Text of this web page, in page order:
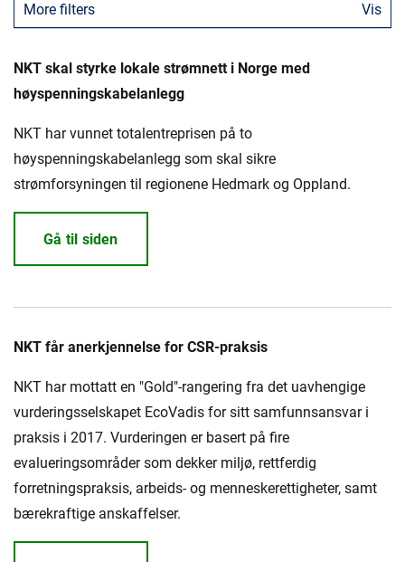
Nedlastinger
Presse og arrangementer
NKT ved første øyekast
Bærekraft
More filters Vis
NKT skal styrke lokale strømnett i Norge med
høyspenningskabelanlegg
NKT har vunnet totalentreprisen på to
høyspenningskabelanlegg som skal sikre
strømforsyningen til regionene Hedmark og Oppland.
Gå til siden
NKT får anerkjennelse for CSR-praksis
NKT har mottatt en "Gold"-rangering fra det uavhengige
vurderingsselskapet EcoVadis for sitt samfunnsansvar i
praksis i 2017. Vurderingen er basert på fire
evalueringsområder som dekker miljø, rettferdig
forretningspraksis, arbeids- og menneskerettigheter, samt
bærekraftige anskaffelser.